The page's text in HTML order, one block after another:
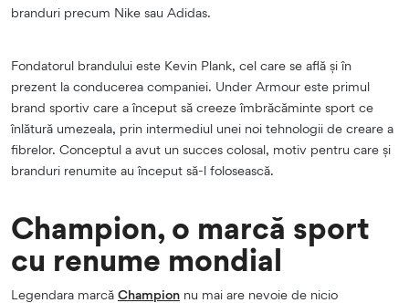
branduri precum Nike sau Adidas.
Fondatorul brandului este Kevin Plank, cel care se află și în
prezent la conducerea companiei. Under Armour este primul
brand sportiv care a început să creeze îmbrăcăminte sport ce
înlătură umezeala, prin intermediul unei noi tehnologii de creare a
fibrelor. Conceptul a avut un succes colosal, motiv pentru care și
branduri renumite au început să-l folosească.
Champion, o marcă sport
cu renume mondial
Legendara marcă Champion nu mai are nevoie de nicio